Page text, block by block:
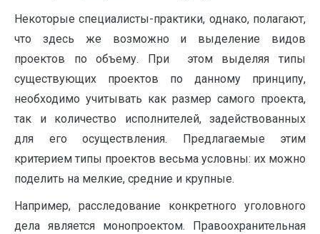
Некоторые специалисты-практики, однако, полагают,
что здесь же возможно и выделение видов
проектов по объему. При этом выделяя типы
существующих проектов по данному принципу,
необходимо учитывать как размер самого проекта,
так и количество исполнителей, задействованных
для его осуществления. Предлагаемые этим
критерием типы проектов весьма условны: их можно
поделить на мелкие, средние и крупные.
Например, расследование конкретного уголовного
дела является монопроектом. Правоохранительная